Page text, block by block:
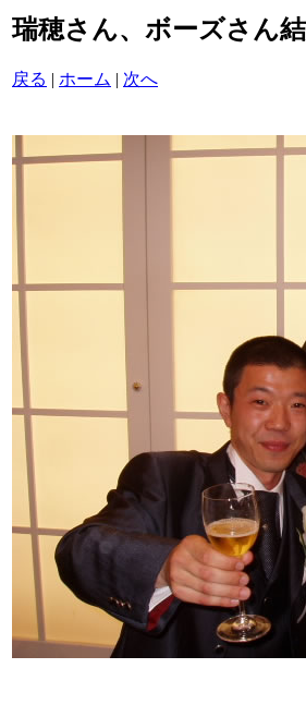
瑞穂さん、ボーズさん
戻る | ホーム | 次へ